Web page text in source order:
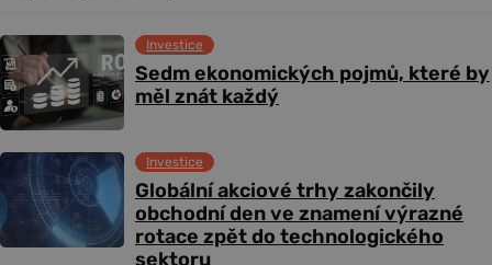
Sedm ekonomických pojmů, které by
měl znát každý
Investice
Globální akciové trhy zakončily
obchodní den ve znamení výrazné
rotace zpět do technologického
sektoru
Investice